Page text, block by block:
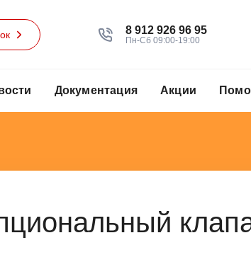
8 912 926 96 95
Пн-Сб 09:00-19:00
Документация Акции